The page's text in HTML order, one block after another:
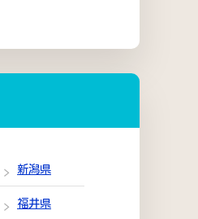
新潟県
福井県